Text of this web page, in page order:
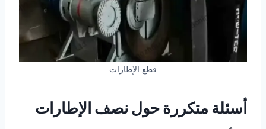
قطع الإطارات
أسئلة متكررة حول نصف الإطارات